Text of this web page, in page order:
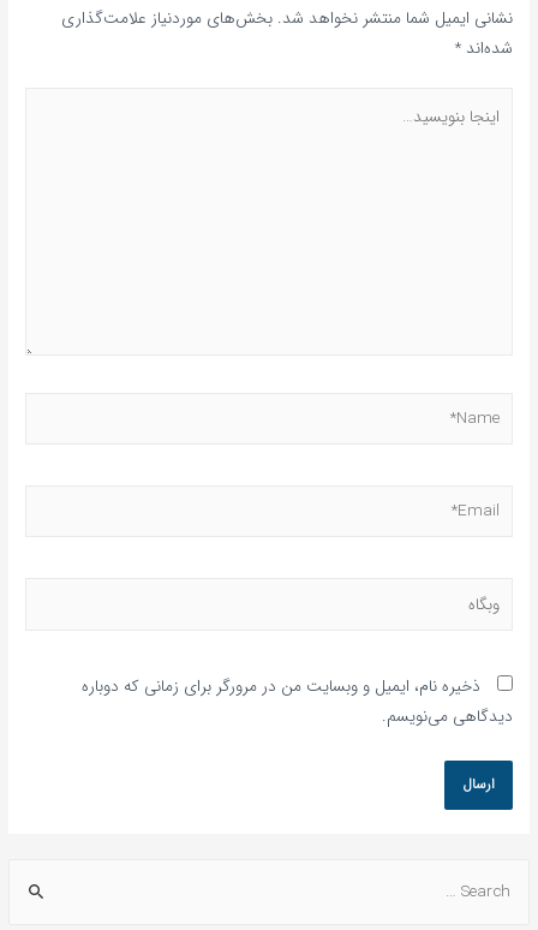
نشانی ایمیل شما منتشر نخواهد شد. بخش‌های موردنیاز علامت‌گذاری
شده‌اند*
ذخیره نام، ایمیل و وبسایت من در مرورگر برای زمانی که دوباره
دیدگاهی می‌نویسم.